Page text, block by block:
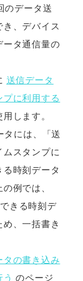
のデータ送
、デバイス
タ通信量の
送信データ
に利用する
します。
には、「送
スタンプに
時刻データ
例では、
きる時刻デ
、一括書き
タの書き込み
のページ